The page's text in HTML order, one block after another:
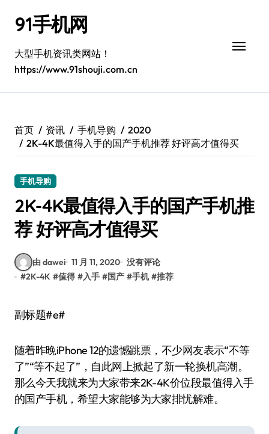
91手机网
大型手机资讯类网站！
https://www.91shouji.com.cn
首页 资讯 手机导购
2020
2K-4K最值得入手的国产手机推荐 好评高才值得买
手机导购
2K-4K最值得入手的国产手机推
荐 好评高才值得买
由 dawei 11 月 11, 2020 没有评论
#2K-4K #值得 #入手 #国产 #手机 #推荐
副标题#e#
随着昨晚iPhone 12的遗憾跳票，不少网友表示“不等
了”“等不起了”，自此网上掀起了新一轮换机高潮。
那么今天我就来为大家带来2K-4K价位段最值得入手
的国产手机，希望大家能够为大家排忧解难。